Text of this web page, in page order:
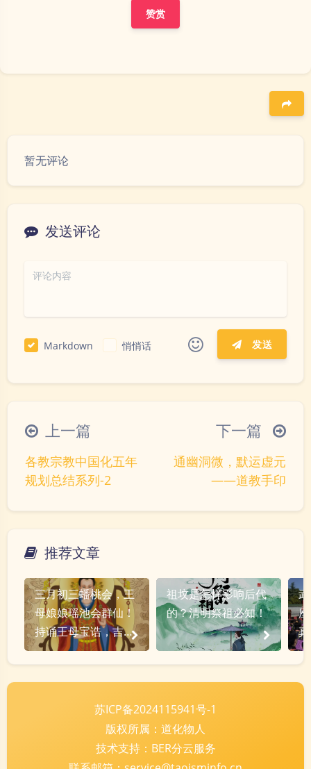
Sans Serif
浅阴影
赞赏
暂无评论
发送评论
Markdown 悄悄话 发送
|´・ω・)ノ ヾ(≧∇≦*)ゝ
(☆ω☆)
∠( ᐛ 」∠)＿
୧(๑•̀⌄•́๑)૭
(ノ°ο°)ノ
(´இ皿இ｀)
(ฅ´ω`ฅ)
(╯°A°)╯︵○○○
φ(￣∇￣o)
Σ(っ °Д °;)っ
╮(╯▽╰)╭
o(*////▽////*)q
＞﹏＜
( ๑´•ω•) "(ㆆᴗㆆ)
上一篇
各教宗教中国化五年
规划总结系列-2
下一篇
通幽洞微，默运虚元
——道教手印
推荐文章
三月初三蟠桃会，王
母娘娘瑶池会群仙！
持诵王母宝诰，吉祥
增福！
祖坟是怎样影响后代
的？清明祭祖必知！
苏ICP备2024115941号-1
版权所属：道化物人
技术支持：BER分云服务